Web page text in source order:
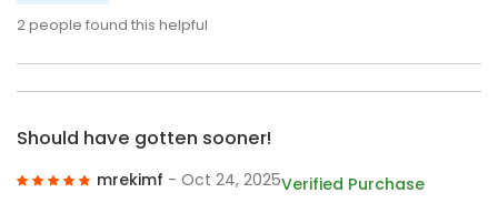
2people found this helpful
Should have gotten sooner!
mrekimf - Oct 24, 2025Verified Purchase